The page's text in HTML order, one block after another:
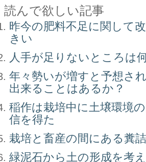
読んで欲しい記事
昨今の肥料不足に関して
きい
人手が足りないところは
年々勢いが増すと予想さ
出来ることはあるか？
稲作は栽培中に土壌環境
信を得た
栽培と畜産の間にある糞
緑泥石から土の形成を考